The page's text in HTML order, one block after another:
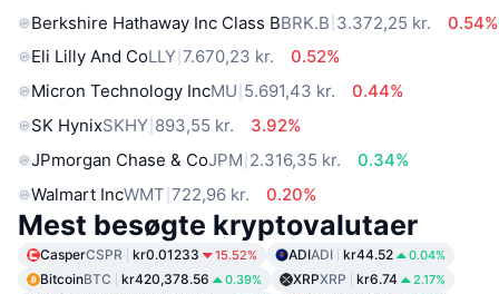
Berkshire Hathaway Inc Class BBRK.B 3.372,25 kr.
0.54%
Eli Lilly And CoLLY 7.670,23 kr.
0.52%
Micron Technology IncMU 5.691,43 kr.
0.44%
SK HynixSKHY 893,55 kr.
3.92%
JPmorgan Chase & CoJPM 2.316,35 kr.
0.34%
Walmart IncWMT 722,96 kr. 0.20%
Mest besøgte kryptovalutaer
CasperCSPR kr0.01233 15.52% ADIADI kr44.52 0.04%
BitcoinBTC kr420,378.56 0.39% XRPXRP kr6.74 2.17%